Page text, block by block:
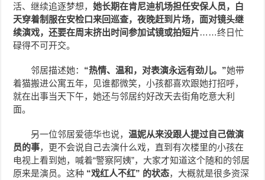
活、继续追逐梦想，她长期在肯尼迪机场担任安保人员，白
天穿着制服在安检口来回巡查，夜晚赶到片场，面对镜头继
续演戏，还要在周末挤出时间参加试镜或拍短片……终日忙
碌得不可开交。
邻居描述她： “热情、温和，对表演永远有劲儿。”她带
着猫搬进公寓五年，见谁都微笑，小孩都喜欢跟她打招呼，
就在出事当天下午，她还与邻居约好改天去街角吃意大利
面。
另一位邻居爱德华也说，温妮从来没跟人提过自己做演
员的事，更不会说自己去演什么戏，直到有次楼里的小孩在
电视上看到她，喊着“警察阿姨”，大家才知道这个随和的邻居
原来是演员。这种 “戏红人不红” 的状态，大概就是很多资深